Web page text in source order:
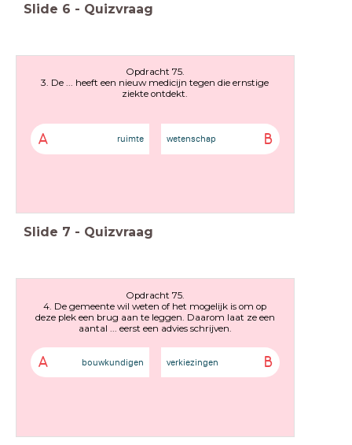
Slide 6 - Quizvraag
Opdracht 75.
3. De ... heeft een nieuw medicijn tegen die ernstige
ziekte ontdekt.
A ruimte B
wetenschap
Slide 7 - Quizvraag
Opdracht 75.
4. De gemeente wil weten of het mogelijk is om op
deze plek een brug aan te leggen. Daarom laat ze een
aantal ... eerst een advies schrijven.
A bouwkundigen B
verkiezingen